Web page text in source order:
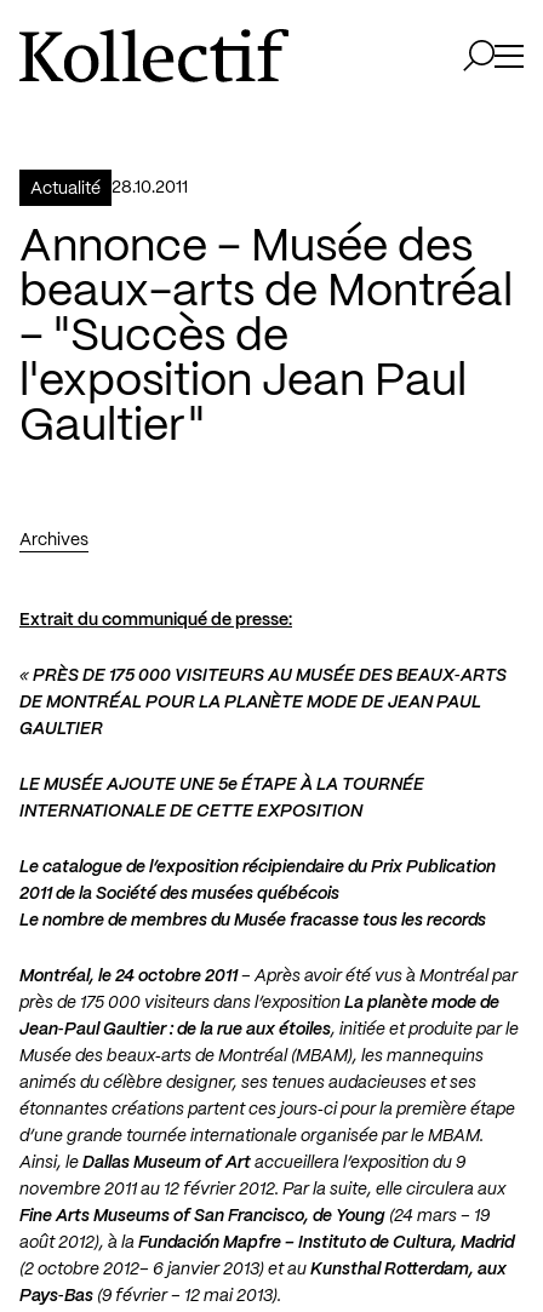
Aller à la page d'accueil
Logo Kollectif
Actualité 28.10.2011
Annonce – Musée des
beaux-arts de Montréal
– "Succès de
l'exposition Jean Paul
Gaultier"
Archives
Extrait du communiqué de presse:
« PRÈS DE 175 000 VISITEURS AU MUSÉE DES BEAUX‐ARTS
DE MONTRÉAL POUR LA PLANÈTE MODE DE JEAN PAUL
GAULTIER
LE MUSÉE AJOUTE UNE 5e ÉTAPE À LA TOURNÉE
INTERNATIONALE DE CETTE EXPOSITION
Le catalogue de l’exposition récipiendaire du Prix Publication
2011 de la Société des musées québécois
Le nombre de membres du Musée fracasse tous les records
Montréal, le 24 octobre 2011– Après avoir été vus à Montréal par
près de 175 000 visiteurs dans l’exposition La planète mode de
Jean‐Paul Gaultier : de la rue aux étoiles, initiée et produite par le
Musée des beaux‐arts de Montréal (MBAM), les mannequins
animés du célèbre designer, ses tenues audacieuses et ses
étonnantes créations partent ces jours‐ci pour la première étape
d’une grande tournée internationale organisée par le MBAM.
Ainsi, le Dallas Museum of Art accueillera l’exposition du 9
novembre 2011 au 12 février 2012. Par la suite, elle circulera aux
Fine Arts Museums of San Francisco, de Young (24 mars – 19
août 2012), à la Fundación Mapfre – Instituto de Cultura, Madrid
(2 octobre 2012– 6 janvier 2013) et au Kunsthal Rotterdam, aux
Pays‐Bas (9 février – 12 mai 2013).